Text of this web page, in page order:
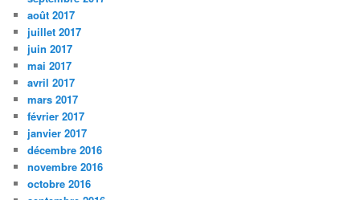
août 2017
juillet 2017
juin 2017
mai 2017
avril 2017
mars 2017
février 2017
janvier 2017
décembre 2016
novembre 2016
octobre 2016